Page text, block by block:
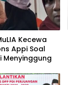
Kecewa
Appi Soal
Menyinggung